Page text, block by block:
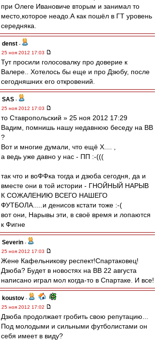
при Олеге Ивановиче вторым и занимал то
место,которое неадо.А как пошёл в ГТ уровень
середняка.
denst -
25 ноя 2012 17:03
Тут просили голосовалку про доверие к
Валере.. Хотелось бы еще и про Дзюбу, после
сегодняшних его откровений.
SAS -
25 ноя 2012 17:03
то Ставропольский » 25 ноя 2012 17:29
Вадим, помнишь нашу недавнюю беседу на ВВ
?
Вот и многие думали, что ещё Х.... ,
а ведь уже давно у нас - ПП :-(((
так что и воФФка тогда и дзюба сегодня, да и
вместе они в той истории - ГНОЙНЫЙ НАРЫВ
К СОЖАЛЕНИЮ ВСЕГО НАШЕГО
ФУТБОЛА.....и денисов кстати тоже :-(
вот они, Нарывы эти, в своё время и лопаются
к Фигне
Severin -
25 ноя 2012 17:03
Жене Кафельникову респект!Спартаковец!
Дзюба? Будет в новостях на ВВ 22 августа
написано играл мол когда-то в Спартаке. И все!
koustov -
25 ноя 2012 17:02
Дзюба продолжает гробить свою репутацию...
Под молодыми и сильными футболистами он
себя имеет в виду?